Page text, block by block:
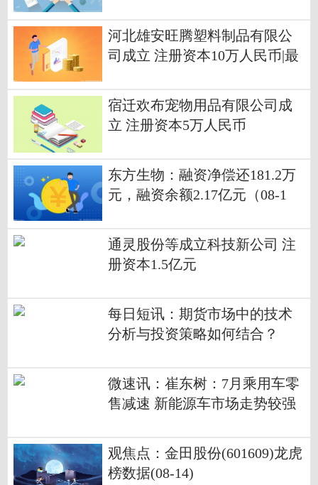
河北雄安旺腾塑料制品有限公
司成立 注册资本10万人民币|最
宿迁欢布宠物用品有限公司成
立 注册资本5万人民币
东方生物：融资净偿还181.2万
元，融资余额2.17亿元（08-1
通灵股份等成立科技新公司 注
册资本1.5亿元
每日短讯：期货市场中的技术
分析与投资策略如何结合？
微速讯：崔东树：7月乘用车零
售减速 新能源车市场走势较强
观焦点：金田股份(601609)龙虎
榜数据(08-14)